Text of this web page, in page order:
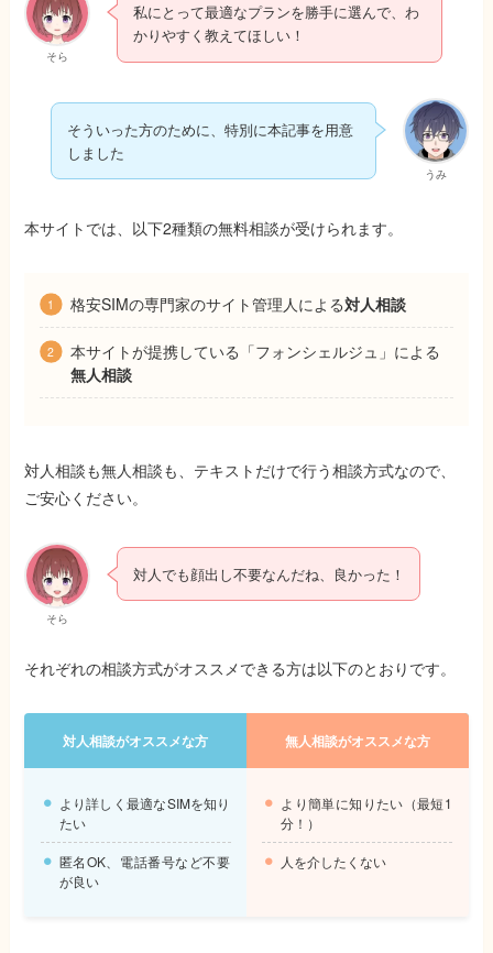
そら
私にとって最適なプランを勝手に選んで、わ
かりやすく教えてほしい！
うみ
そういった方のために、特別に本記事を用意
しました
本サイトでは、以下2種類の無料相談が受けられます。
格安SIMの専門家のサイト管理人による対人相談
本サイトが提携している「フォンシェルジュ」による
無人相談
対人相談も無人相談も、テキストだけで行う相談方式なので、
ご安心ください。
そら
対人でも顔出し不要なんだね、良かった！
それぞれの相談方式がオススメできる方は以下のとおりです。
対人相談がオススメな方 無人相談がオススメな方
より詳しく最適なSIMを知り
たい
匿名OK、電話番号など不要
が良い
より簡単に知りたい（最短1
分！）
人を介したくない